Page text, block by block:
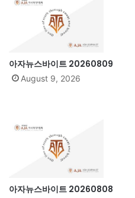
아자뉴스바이트 20260809
August 9, 2026
아자뉴스바이트 20260808